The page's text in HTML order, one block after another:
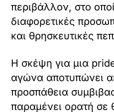
περιβάλλον, στο
διαφορετικές
και θρησκευτικές
Η σκέψη για μια
αγώνα αποτυπώνει
προσπάθεια
παραμένει ορατή σε